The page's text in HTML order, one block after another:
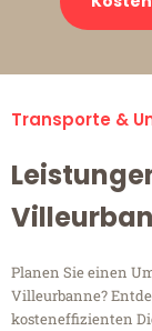
Transporte &
Planen Sie einen
Villeurbanne?
kosteneffizienten